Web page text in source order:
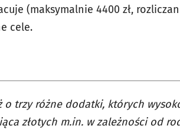
(maksymalnie 4400 zł,
cele.
o trzy różne dodatki, których
złotych m.in. w zależności od